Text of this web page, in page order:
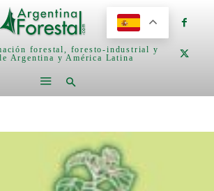
forestal, foresto-industrial y
Argentina y América Latina